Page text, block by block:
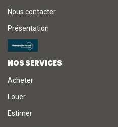
Nous contacter
Présentation
NOS SERVICES
Acheter
Louer
Estimer